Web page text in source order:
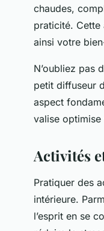
chaudes,
praticité. Cette
ainsi votre
N’oubliez pas
petit diffuseur
aspect
valise
Activités
Pratiquer des
intérieure.
l’esprit en se